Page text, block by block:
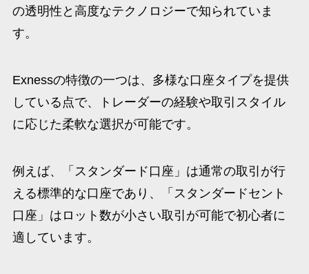
の透明性と高度なテクノロジーで知られていま
す。
Exnessの特徴の一つは、多様な口座タイプを提供
している点で、トレーダーの経験や取引スタイル
に応じた柔軟な選択が可能です。
例えば、「スタンダード口座」は通常の取引が行
える標準的な口座であり、「スタンダードセント
口座」はロット数が小さい取引が可能で初心者に
適しています。